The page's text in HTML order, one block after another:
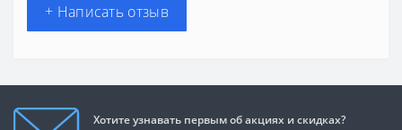
+ Написать отзыв
Хотите узнавать первым об акциях и скидках?